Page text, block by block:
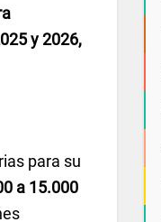
y 2026,
para su
a 15.000